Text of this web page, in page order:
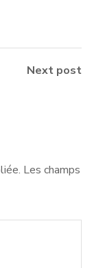
Next post
Les champs